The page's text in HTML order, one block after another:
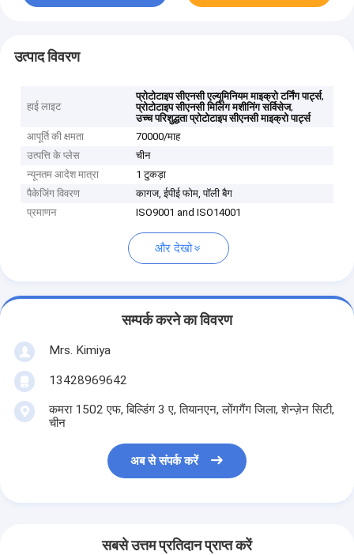
उत्पाद विवरण
हाई लाइट
प्रोटोटाइप सीएनसी एल्यूमिनियम माइक्रो टर्निंग पार्ट्स,
प्रोटोटाइप सीएनसी मिलिंग मशीनिंग सर्विसेज,
उच्च परिशुद्धता प्रोटोटाइप सीएनसी माइक्रो पार्ट्स
आपूर्ति की क्षमता
70000/माह
उत्पत्ति के प्लेस
चीन
न्यूनतम आदेश मात्रा
1 टुकड़ा
पैकेजिंग विवरण
कागज, ईपीई फोम, पॉली बैग
प्रमाणन
ISO9001 and ISO14001
और देखो
सम्पर्क करने का विवरण
Mrs. Kimiya
13428969642
कमरा 1502 एफ, बिल्डिंग 3 ए, तियानएन, लोंगगैंग जिला, शेन्ज़ेन सिटी,
चीन
अब से संपर्क करें
सबसे उत्तम प्रतिदान प्राप्त करें